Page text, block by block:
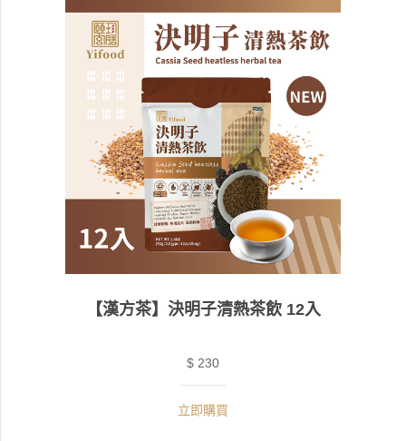
【漢方茶】決明子清熱茶飲 12入
$ 230
立即購買